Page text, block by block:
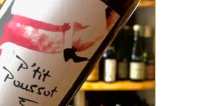
issu d’un
de marnes rouges
un profil minéral,
fruité dans un style
typique des vins